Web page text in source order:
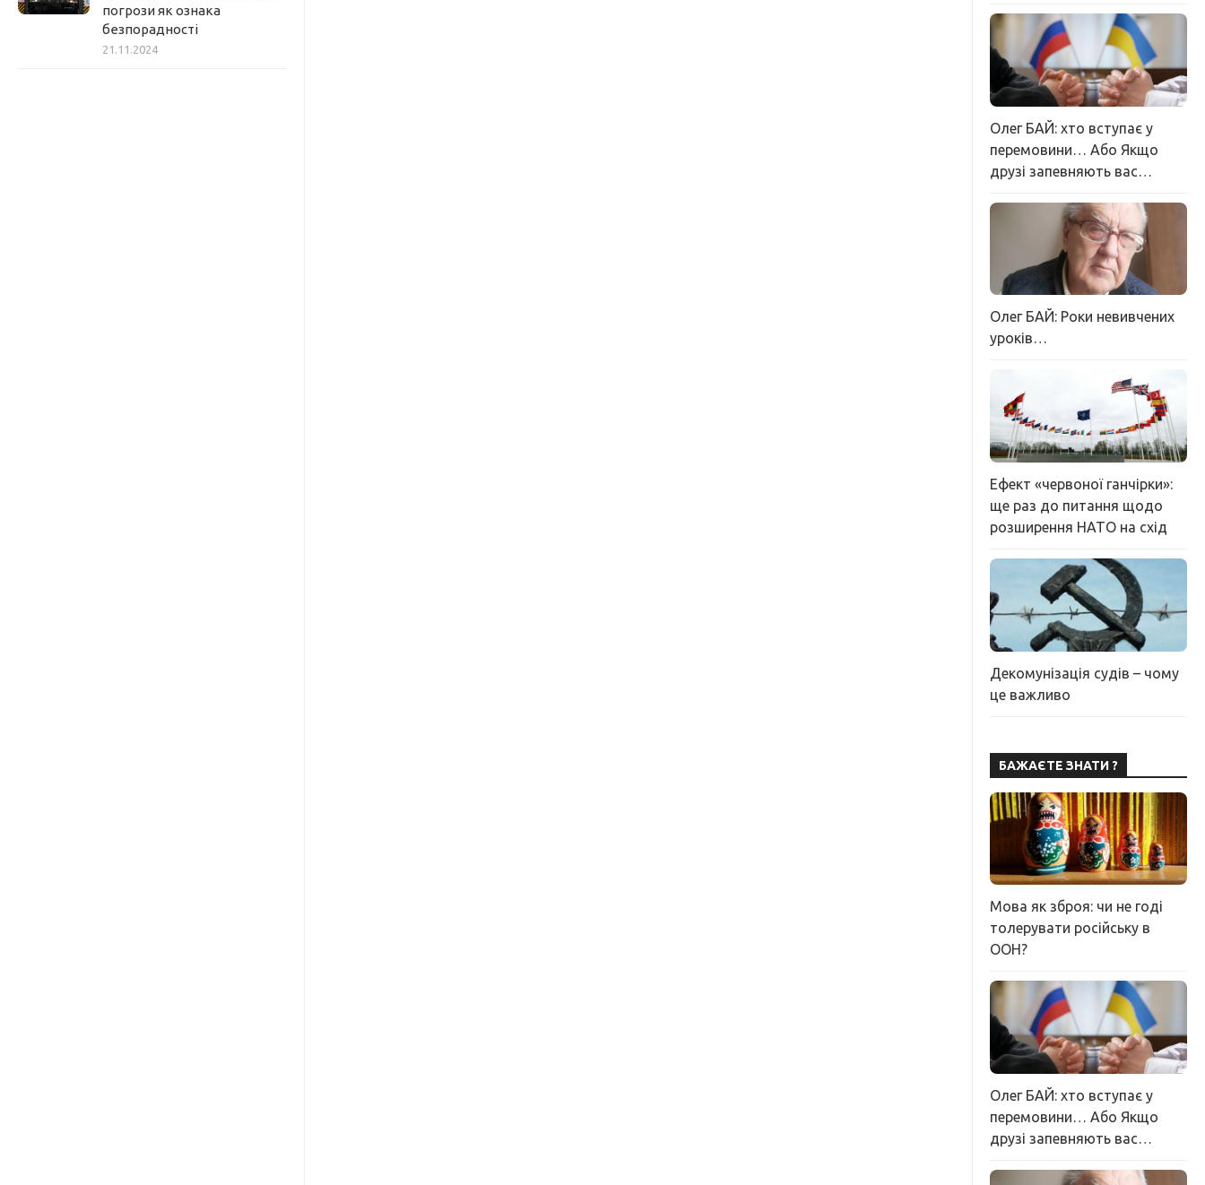
погрози як ознака
безпорадності
21.11.2024
Олег БАЙ: хто вступає у
перемовини… Або Якщо
друзі запевняють вас…
Олег БАЙ: Роки невивчених
уроків…
Ефект «червоної ганчірки»:
ще раз до питання щодо
розширення НАТО на схід
Декомунізація судів – чому
це важливо
БАЖАЄТЕ ЗНАТИ ?
Мова як зброя: чи не годі
толерувати російську в
ООН?
Олег БАЙ: хто вступає у
перемовини… Або Якщо
друзі запевняють вас…